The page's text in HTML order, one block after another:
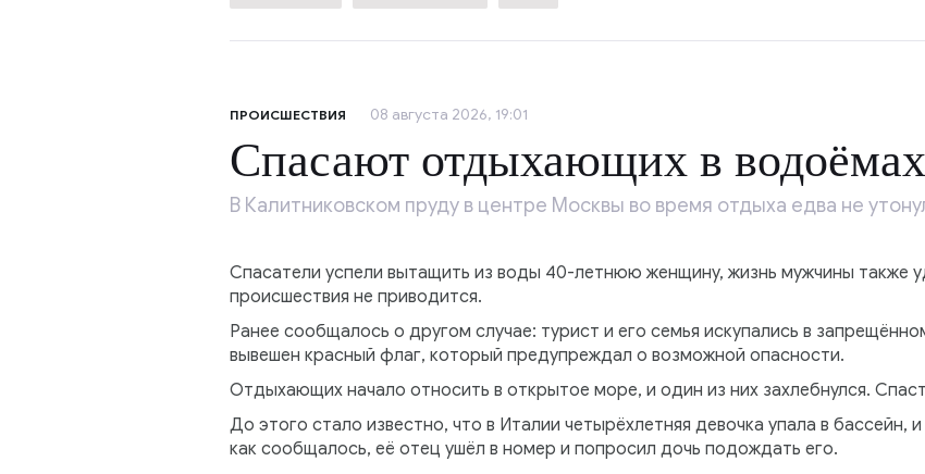
ПРОИСШЕСТВИЯ 08 августа 2026, 19:01
Спасают отдыхающих в водоёмах
В Калитниковском пруду в центре Москвы во время отдыха едва не
Спасатели успели вытащить из воды 40-летнюю женщину, жизнь мужчины также
происшествия не приводится.
Ранее сообщалось о другом случае: турист и его семья искупались в
вывешен красный флаг, который предупреждал о возможной опасности.
Отдыхающих начало относить в открытое море, и один из них захлебнулся.
До этого стало известно, что в Италии четырёхлетняя девочка упала в бассейн,
как сообщалось, её отец ушёл в номер и попросил дочь подождать его.